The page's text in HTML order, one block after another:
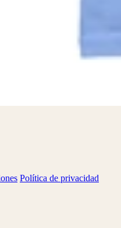
Política de privacidad